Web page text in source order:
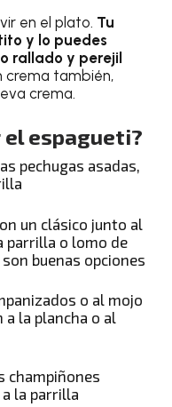
en el plato. Tu
y lo puedes
rallado y perejil
crema también,
crema.
el espagueti?
pechugas asadas,
un clásico junto al
parrilla o lomo de
buenas opciones
o al mojo
a la plancha o al
champiñones
la parrilla